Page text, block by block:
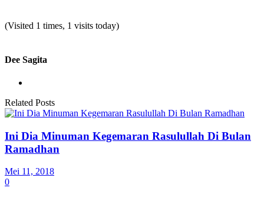
(Visited 1 times, 1 visits today)
Dee Sagita
Related Posts
Ini Dia Minuman Kegemaran Rasulullah Di Bulan
Ramadhan
Mei 11, 2018
0